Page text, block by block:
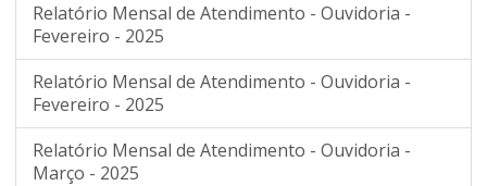
Relatório Mensal de Atendimento - Ouvidoria -
Fevereiro - 2025
Relatório Mensal de Atendimento - Ouvidoria -
Fevereiro - 2025
Relatório Mensal de Atendimento - Ouvidoria -
Março - 2025